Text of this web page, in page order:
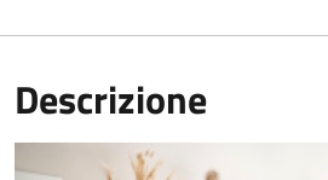
Descrizione